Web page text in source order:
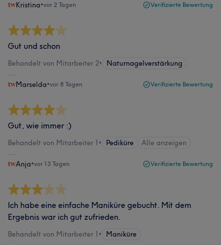
Kristina•vor 2 Tagen Verifizierte Bewertung
Gut und schon
Behandelt von Mitarbeiter 2• Naturnagelverstärkung
Marselda•vor 8 Tagen Verifizierte Bewertung
Gut, wie immer :)
Behandelt von Mitarbeiter 1 • Pediküre Alle anzeigen
Anja•vor 13 Tagen Verifizierte Bewertung
Ich habe eine einfache Maniküre gebucht. Mit dem
Ergebnis war ich gut zufrieden.
Behandelt von Mitarbeiter 1 • Maniküre